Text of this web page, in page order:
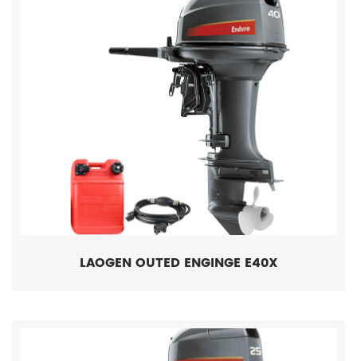
LAOGEN OUTED ENGINGE E40X